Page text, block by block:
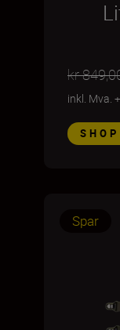
kr
inkl. Mva. +
SHOP
Spar